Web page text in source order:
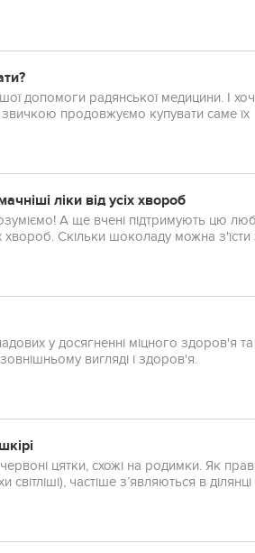
допомоги радянської медицини. І
звичкою продовжуємо купувати саме їх
ліки від усіх хвороб
А ще вчені підтримують цю
Скільки шоколаду можна з'їсти
у досягненні міцного здоров'я
вигляді і здоров'я.
цятки, схожі на родимки. Як
частіше з’являються в